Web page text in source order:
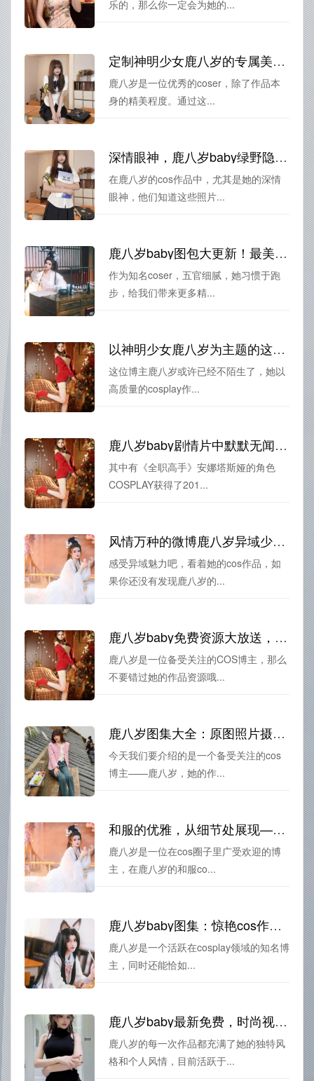
乐的，那么你一定会为她的...
定制神明少女鹿八岁的专属美图，让你的壁纸与众不同
鹿八岁是一位优秀的coser，除了作品本
身的精美程度。通过这...
深情眼神，鹿八岁baby绿野隐藏照片无删
在鹿八岁的cos作品中，尤其是她的深情
眼神，他们知道这些照片...
鹿八岁baby图包大更新！最美cos作品一网打尽
作为知名coser，五官细腻，她习惯于跑
步，给我们带来更多精...
以神明少女鹿八岁为主题的这组作品，让你重拾美丽与力量
这位博主鹿八岁或许已经不陌生了，她以
高质量的cosplay作...
鹿八岁baby剧情片中默默无闻的角色，代表着世界上所有默默无声的卓越者
其中有《全职高手》安娜塔斯娅的角色
COSPLAY获得了201...
风情万种的微博鹿八岁异域少女：图包来袭，享受你的美好时光
感受异域魅力吧，看着她的cos作品，如
果你还没有发现鹿八岁的...
鹿八岁baby免费资源大放送，cos作品图包一键下载
鹿八岁是一位备受关注的COS博主，那么
不要错过她的作品资源哦...
鹿八岁图集大全：原图照片摄影合集，绝不让你失望
今天我们要介绍的是一个备受关注的cos
博主——鹿八岁，她的作...
和服的优雅，从细节处展现——鹿八岁和服cos照片精选
鹿八岁是一位在cos圈子里广受欢迎的博
主，在鹿八岁的和服co...
鹿八岁baby图集：惊艳cos作品原图分享
鹿八岁是一个活跃在cosplay领域的知名博
主，同时还能恰如...
鹿八岁baby最新免费，时尚视觉享受的图包更新
鹿八岁的每一次作品都充满了她的独特风
格和个人风情，目前活跃于...